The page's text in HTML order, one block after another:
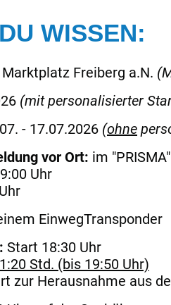
WISSEN:
Marktplatz Freiberg a.N.
(mit personalisierter
- 17.07.2026 (ohne
vor Ort: im "PRISMA"
Uhr
EinwegTransponder
Start 18:30 Uhr
Std. (bis 19:50 Uhr)
zur Herausnahme aus